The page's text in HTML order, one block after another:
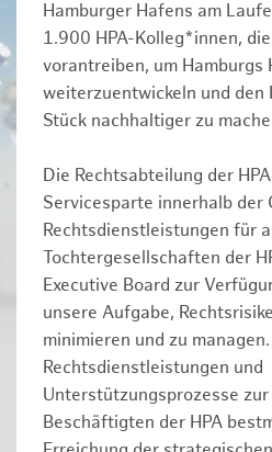
Hamburger Hafens am
1.900 HPA-Kolleg*innen,
vorantreiben, um Hamburgs
weiterzuentwickeln und den
Stück nachhaltiger zu
Die Rechtsabteilung der
Servicesparte innerhalb der
Rechtsdienstleistungen für
Tochtergesellschaften der
Executive Board zur
unsere Aufgabe,
minimieren und zu
Rechtsdienstleistungen und
Unterstützungsprozesse
Beschäftigten der HPA